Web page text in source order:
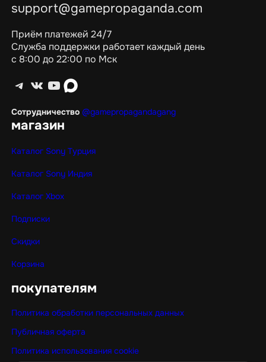
support@gamepropaganda.com
Приём платежей 24/7
Служба поддержки работает каждый день
с 8:00 до 22:00 по Мск
Telegram ВКонтакте YouTube max
Сотрудничество @gamepropagandagang
магазин
Каталог Sony Турция
Каталог Sony Индия
Каталог Xbox
Подписки
Скидки
Корзина
покупателям
Политика обработки персональных данных
Публичная оферта
Политика использования cookie